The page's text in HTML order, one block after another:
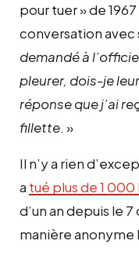
pour tuer » de
conversation avec
demandé à
pleurer, dois-je
réponse que j’ai
fillette. »
Il n’y a rien
a tué plus de 1 000
d’un an depuis le
manière anonyme